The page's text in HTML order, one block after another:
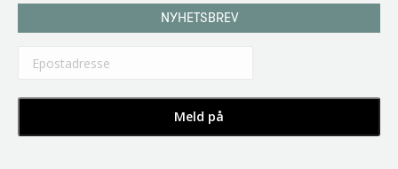
NYHETSBREV